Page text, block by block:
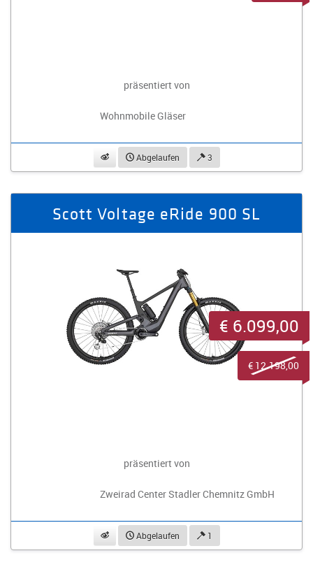
präsentiert von
Wohnmobile Gläser
beobachtenAbgelaufen 3
Scott Voltage eRide 900 SL
präsentiert von
Zweirad Center Stadler Chemnitz GmbH
beobachtenAbgelaufen 1
€ 6.099,00
€ 12.198,00